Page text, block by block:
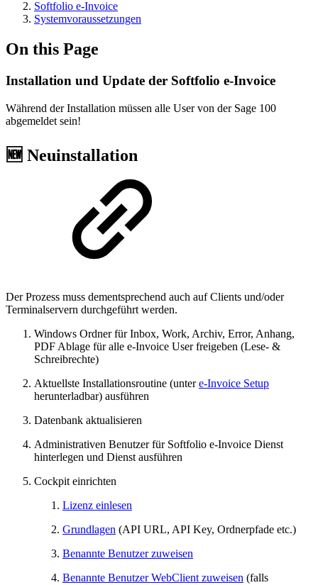
Softfolio e-Invoice
Systemvoraussetzungen
On this Page
Installation und Update der Softfolio e-Invoice
Während der Installation müssen alle User von der Sage 100
abgemeldet sein!
🆕 Neuinstallation
Der Prozess muss dementsprechend auch auf Clients und/oder
Terminalservern durchgeführt werden.
Windows Ordner für Inbox, Work, Archiv, Error, Anhang,
PDF Ablage für alle e-Invoice User freigeben (Lese- &
Schreibrechte)
Aktuellste Installationsroutine (untere-Invoice Setup
herunterladbar) ausführen
Datenbank aktualisieren
Administrativen Benutzer für Softfolio e-Invoice Dienst
hinterlegen und Dienst ausführen
Cockpit einrichten
Lizenz einlesen
Grundlagen (API URL, API Key, Ordnerpfade etc.)
Benannte Benutzer zuweisen
Benannte Benutzer WebClient zuweisen (falls